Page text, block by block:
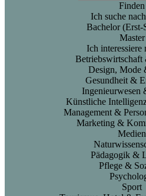
Finden
Ich suche
Bachelor (Erst-
Master
Ich interessiere
Betriebswirtschaft
Design, Mode
Gesundheit &
Ingenieurwesen
Künstliche
Management &
Marketing &
Medien
Pädagogik &
Pflege &
Sport